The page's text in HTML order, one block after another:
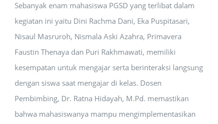
Sebanyak enam mahasiswa PGSD yang terlibat dalam
kegiatan ini yaitu Dini Rachma Dani, Eka Puspitasari,
Nisaul Masruroh, Nismala Aski Azahra, Primavera
Faustin Thenaya dan Puri Rakhmawati, memiliki
kesempatan untuk mengajar serta berinteraksi langsung
dengan siswa saat mengajar di kelas. Dosen
Pembimbing, Dr. Ratna Hidayah, M.Pd. memastikan
bahwa mahasiswanya mampu mengimplementasikan